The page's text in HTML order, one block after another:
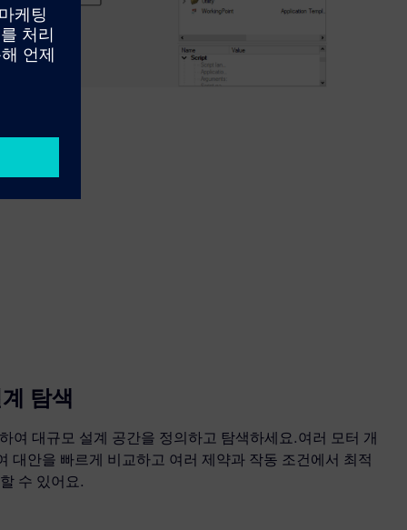
탐색
여 대규모 설계 공간을 정의하고 탐색하세요.여러 모터 개
대안을 빠르게 비교하고 여러 제약과 작동 조건에서 최적
수 있어요.